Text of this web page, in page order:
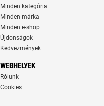
Minden kategória
Minden márka
Minden e-shop
Újdonságok
Kedvezmények
WEBHELYEK
Rólunk
Cookies